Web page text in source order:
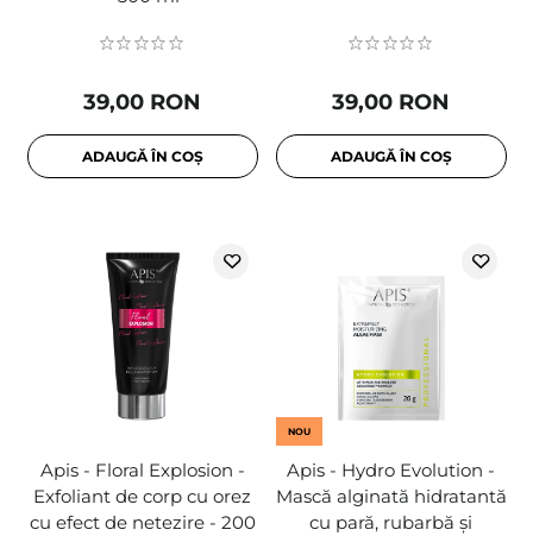
39,00 RON
ADAUGĂ ÎN COȘ
39,00 RON
ADAUGĂ ÎN COȘ
Apis - Floral Explosion -
Exfoliant de corp cu orez
cu efect de netezire - 200
NOU
Apis - Hydro Evolution -
Mască alginată hidratantă
cu pară, rubarbă și